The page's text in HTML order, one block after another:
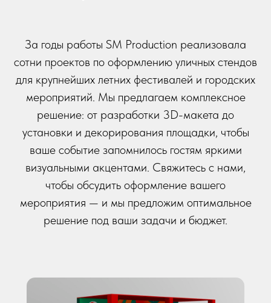
За годы работы SM Production реализовала
сотни проектов по оформлению уличных стендов
для крупнейших летних фестивалей и городских
мероприятий. Мы предлагаем комплексное
решение: от разработки 3D-макета до
установки и декорирования площадки, чтобы
ваше событие запомнилось гостям яркими
визуальными акцентами. Свяжитесь с нами,
чтобы обсудить оформление вашего
мероприятия — и мы предложим оптимальное
решение под ваши задачи и бюджет.